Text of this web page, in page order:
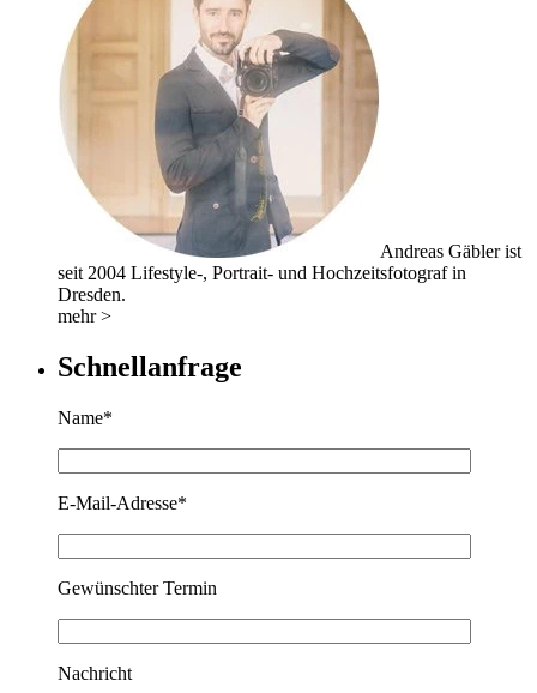
Andreas Gäbler ist
seit 2004 Lifestyle-, Portrait- und Hochzeitsfotograf in
Dresden.
mehr >
Schnellanfrage
Name*
E-Mail-Adresse*
Gewünschter Termin
Nachricht